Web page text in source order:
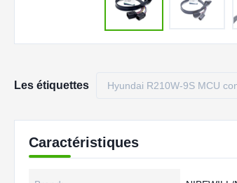
Les étiquettes Hyundai R210W-9S MCU
Caractéristiques